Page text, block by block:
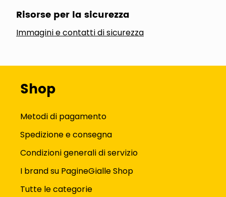
Risorse per la sicurezza
Immagini e contatti di sicurezza
Shop
Metodi di pagamento
Spedizione e consegna
Condizioni generali di servizio
I brand su PagineGialle Shop
Tutte le categorie